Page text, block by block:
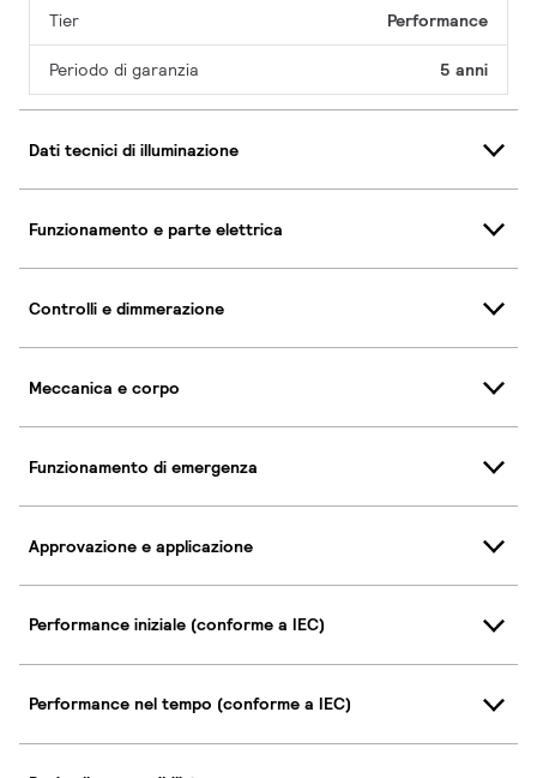
Tier Performance
Periodo di garanzia 5 anni
Dati tecnici di illuminazione
Funzionamento e parte elettrica
Controlli e dimmerazione
Meccanica e corpo
Funzionamento di emergenza
Approvazione e applicazione
Performance iniziale (conforme a IEC)
Performance nel tempo (conforme a IEC)